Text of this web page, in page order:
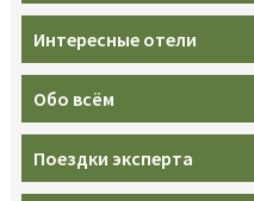
Интересные отели
Обо всём
Поездки эксперта